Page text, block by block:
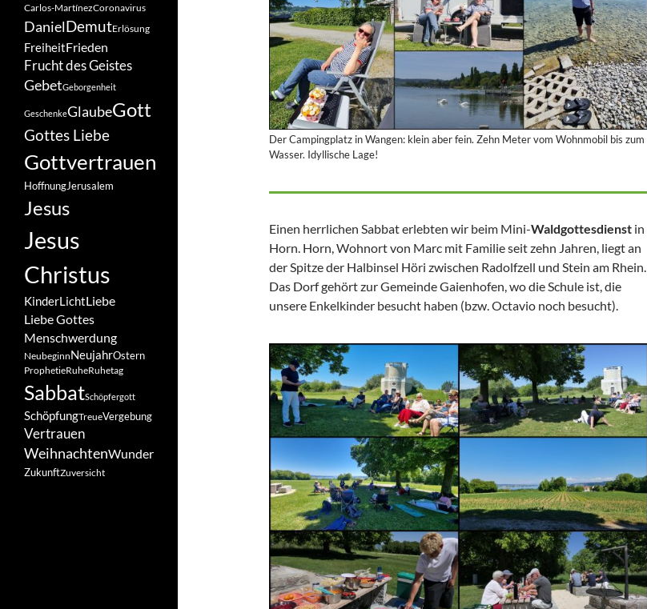
Der Campingplatz in Wangen: klein aber fein. Zehn Meter vom Wohnmobil bis zum
Wasser. Idyllische Lage!
Einen herrlichen Sabbat erlebten wir beim Mini-Waldgottesdienst in
Horn. Horn, Wohnort von Marc mit Familie seit zehn Jahren, liegt an
der Spitze der Halbinsel Höri zwischen Radolfzell und Stein am Rhein.
Das Dorf gehört zur Gemeinde Gaienhofen, wo die Schule ist, die
unsere Enkelkinder besucht haben (bzw. Octavio noch besucht).
Carlos-MartínezCoronavirus
DanielDemutErlösung
FreiheitFrieden
Frucht des Geistes
GebetGeborgenheit
GeschenkeGlaubeGott
Gottes Liebe
Gottvertrauen
HoffnungJerusalem
Jesus
Jesus
Christus
KinderLichtLiebe
Liebe Gottes
Menschwerdung
NeubeginnNeujahrOstern
ProphetieRuheRuhetag
SabbatSchöpfergott
SchöpfungTreueVergebung
Vertrauen
WeihnachtenWunder
ZukunftZuversicht